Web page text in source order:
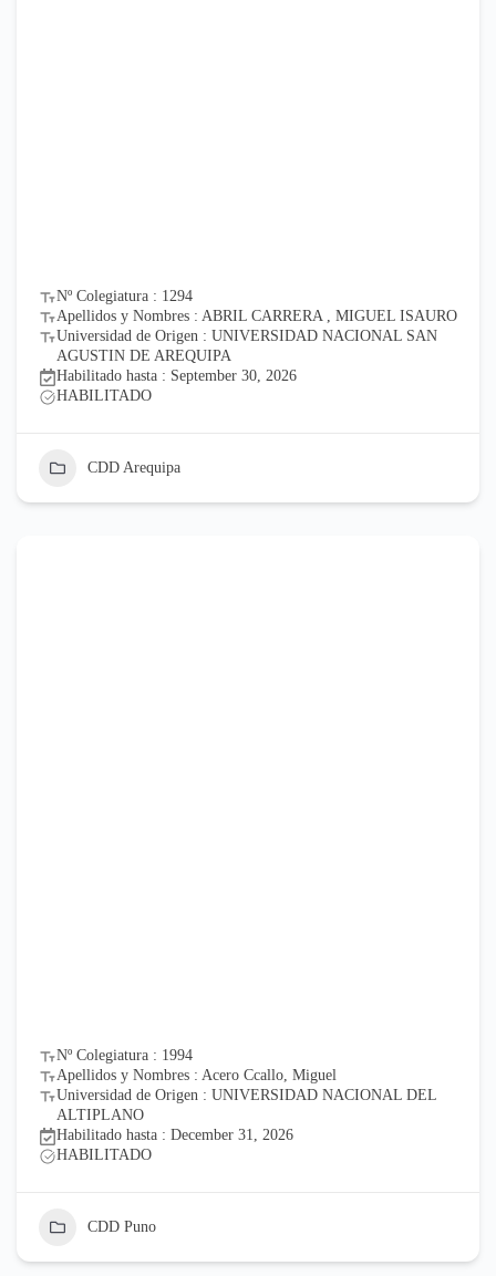
Nº Colegiatura : 1294
Apellidos y Nombres : ABRIL CARRERA , MIGUEL ISAURO
Universidad de Origen : UNIVERSIDAD NACIONAL SAN
AGUSTIN DE AREQUIPA
Habilitado hasta : September 30, 2026
HABILITADO
CDD Arequipa
Nº Colegiatura : 1994
Apellidos y Nombres : Acero Ccallo, Miguel
Universidad de Origen : UNIVERSIDAD NACIONAL DEL
ALTIPLANO
Habilitado hasta : December 31, 2026
HABILITADO
CDD Puno